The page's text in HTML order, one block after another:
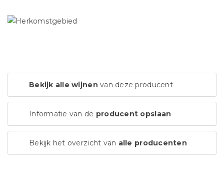
Bekijk alle wijnen van deze producent
Informatie van de producent opslaan
Bekijk het overzicht van alle producenten